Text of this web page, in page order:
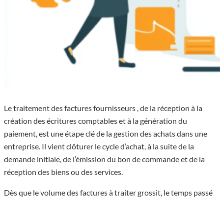
Le traitement des factures fournisseurs , de la réception à la
création des écritures comptables et à la génération du
paiement, est une étape clé de la gestion des achats dans une
entreprise. Il vient clôturer le cycle d’achat, à la suite de la
demande initiale, de l’émission du bon de commande et de la
réception des biens ou des services.
Dès que le volume des factures à traiter grossit, le temps passé